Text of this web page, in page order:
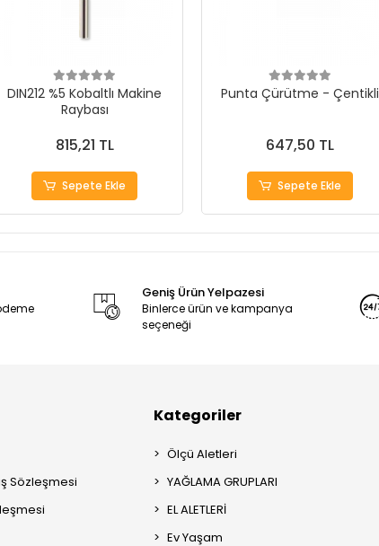
DIN212 %5 Kobaltlı Makine
Raybası
815,21 TL
Sepete Ekle
Punta Çürütme - Çentikli
647,50 TL
Sepete Ekle
Geniş Ürün Yelpazesi
Binlerce ürün ve kampanya
seçeneği
Sözleşmesi
Kategoriler
Ölçü Aletleri
YAĞLAMA GRUPLARI
EL ALETLERİ
Ev Yaşam